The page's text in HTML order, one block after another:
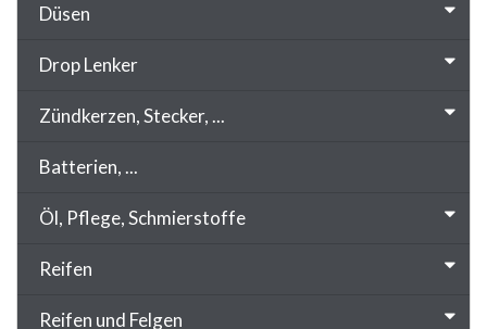
Düsen
Drop Lenker
Zündkerzen, Stecker, ...
Batterien, ...
Öl, Pflege, Schmierstoffe
Reifen
Reifen und Felgen